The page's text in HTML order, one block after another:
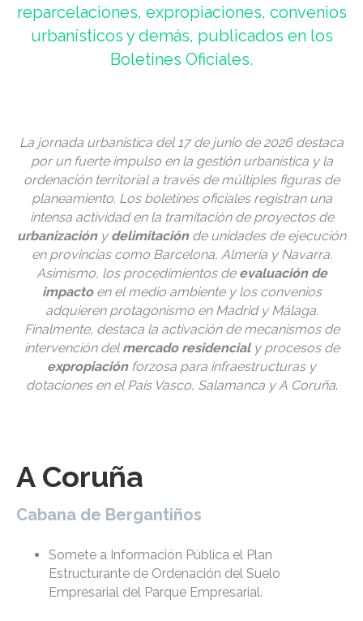
reparcelaciones, expropiaciones, convenios
urbanísticos y demás, publicados en los
Boletines Oficiales.
La jornada urbanística del 17 de junio de 2026 destaca
por un fuerte impulso en la gestión urbanística y la
ordenación territorial a través de múltiples figuras de
planeamiento. Los boletines oficiales registran una
intensa actividad en la tramitación de proyectos de
urbanización y delimitación de unidades de ejecución
en provincias como Barcelona, Almería y Navarra.
Asimismo, los procedimientos de evaluación de
impacto en el medio ambiente y los convenios
adquieren protagonismo en Madrid y Málaga.
Finalmente, destaca la activación de mecanismos de
intervención del mercado residencial y procesos de
expropiación forzosa para infraestructuras y
dotaciones en el País Vasco, Salamanca y A Coruña.
A Coruña
Cabana de Bergantiños
Somete a Información Pública el Plan
Estructurante de Ordenación del Suelo
Empresarial del Parque Empresarial.